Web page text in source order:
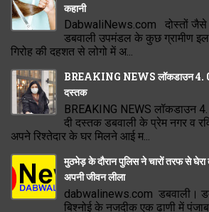
कहानी
DabwaliNews.com दोस्तों
डबवाली उपमंडल के कुछ ग्रामीण
गिरोह की दहशत से लोगो में अ...
BREAKING NEWS लॉकडाउन 4. 0
दस्तक
BREAKING NEWS लॉकडाउन 4.
दी दस्तक डबवाली के प्रेम नगर व
अपने रिश्तेदार के घर मिलने आई म...
मुठभेड़ के दौरान पुलिस ने चारों तरफ से घेरा
अपनी जीवन लीला
dabwalinews.com डबवाली।
बिश्नोई के नजदीक एक ढाणी में